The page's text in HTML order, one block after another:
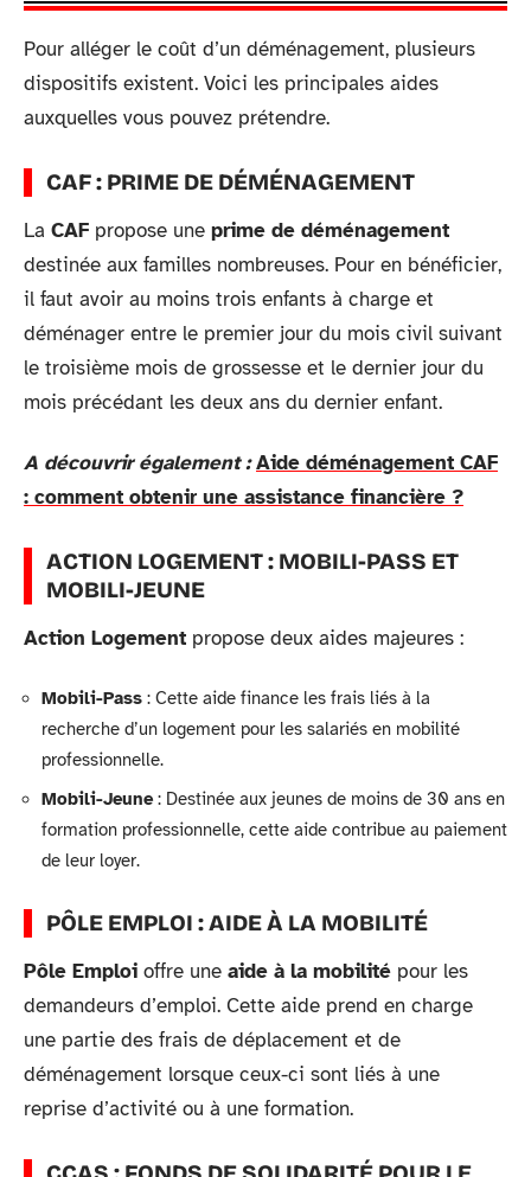
Pour alléger le coût d’un déménagement, plusieurs
dispositifs existent. Voici les principales aides
auxquelles vous pouvez prétendre.
CAF : PRIME DE DÉMÉNAGEMENT
La CAF propose une prime de déménagement
destinée aux familles nombreuses. Pour en bénéficier,
il faut avoir au moins trois enfants à charge et
déménager entre le premier jour du mois civil suivant
le troisième mois de grossesse et le dernier jour du
mois précédant les deux ans du dernier enfant.
A découvrir également : Aide déménagement CAF
: comment obtenir une assistance financière ?
ACTION LOGEMENT : MOBILI-PASS ET
MOBILI-JEUNE
Action Logement propose deux aides majeures :
Mobili-Pass : Cette aide finance les frais liés à la
recherche d’un logement pour les salariés en mobilité
professionnelle.
Mobili-Jeune: Destinée aux jeunes de moins de 30 ans en
formation professionnelle, cette aide contribue au paiement
de leur loyer.
PÔLE EMPLOI : AIDE À LA MOBILITÉ
Pôle Emploi offre une aide à la mobilité pour les
demandeurs d’emploi. Cette aide prend en charge
une partie des frais de déplacement et de
déménagement lorsque ceux-ci sont liés à une
reprise d’activité ou à une formation.